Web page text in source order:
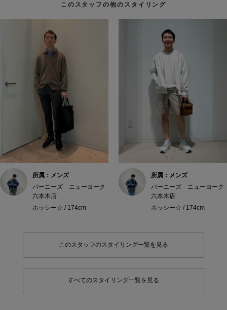
このスタッフの他のスタイリング
所属：メンズ
バーニーズ ニューヨーク
六本木店
ホッシー☆ / 174cm
所属：メンズ
バーニーズ ニューヨーク
六本木店
ホッシー☆ / 174cm
このスタッフのスタイリング一覧を見る
すべてのスタイリング一覧を見る